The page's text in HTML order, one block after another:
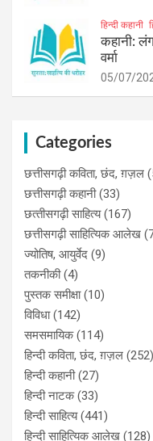
हिन्दी कहानी
कहानी:
वर्मा
05/07/
Categories
छत्तीसगढ़ी कविता, छंद, ग़ज़ल
छत्तीसगढ़ी कहानी(33)
छत्‍तीसगढ़ी साहित्‍य(167)
छत्तीसगढ़ी साहित्यिक आलेख
ज्योतिष, आयुर्वेद (9)
तकनीकी(4)
पुस्‍तक समीक्षा(10)
विविधा(142)
समसमायिक(114)
हिन्दी कविता, छंद, ग़ज़ल (252)
हिन्दी कहानी(27)
हिन्‍दी नाटक(33)
हिन्दी साहित्य(441)
हिन्दी साहित्यिक आलेख (128)